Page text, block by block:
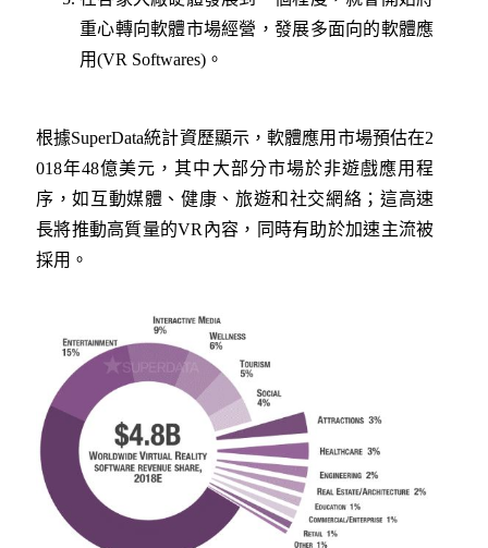
重心轉向軟體市場經營，發展多面向的軟體應
用(VR Softwares)。
根據SuperData統計資歷顯示，軟體應用市場預估在2
018年48億美元，其中大部分市場於非遊戲應用程
序，如互動媒體、健康、旅遊和社交網絡；這高速
長將推動高質量的VR內容，同時有助於加速主流被
採用。